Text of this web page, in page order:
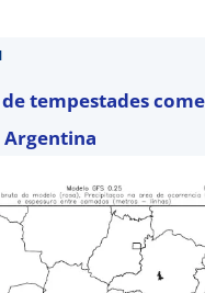
tempestades